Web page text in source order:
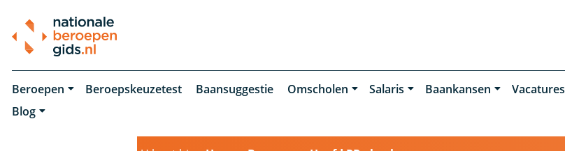
Beroepen Beroepskeuzetest Baansuggestie Omscholen Salaris Baankansen Vacatures
Blog